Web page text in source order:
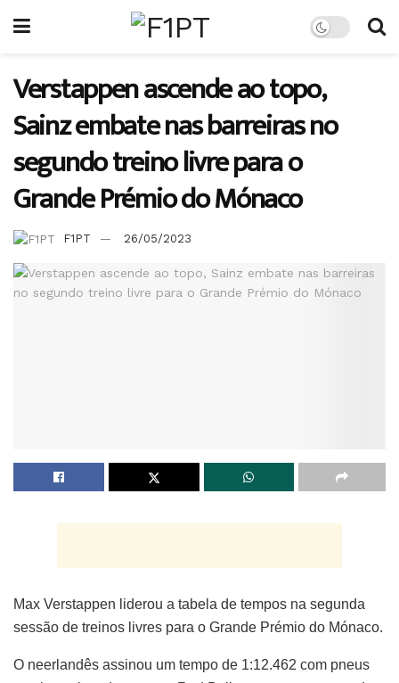
Verstappen ascende ao topo,
Sainz embate nas barreiras no
segundo treino livre para o
Grande Prémio do Mónaco
F1PT 26/05/2023
Max Verstappen liderou a tabela de tempos na segunda
sessão de treinos livres para o Grande Prémio do Mónaco.
O neerlandês assinou um tempo de 1:12.462 com pneus